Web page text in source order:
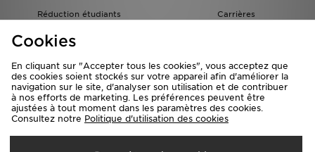
Réduction étudiants
Carrières
Carte Cadeau
Livraison Vers
Cookies
En cliquant sur "Accepter tous les cookies", vous acceptez que
des cookies soient stockés sur votre appareil afin d'améliorer la
navigation sur le site, d'analyser son utilisation et de contribuer
à nos efforts de marketing. Les préférences peuvent être
ajustées à tout moment dans les paramètres des cookies.
Consultez notre Politique d'utilisation des cookies